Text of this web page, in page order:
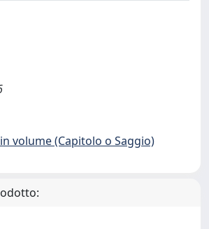
volume (Capitolo o Saggio)